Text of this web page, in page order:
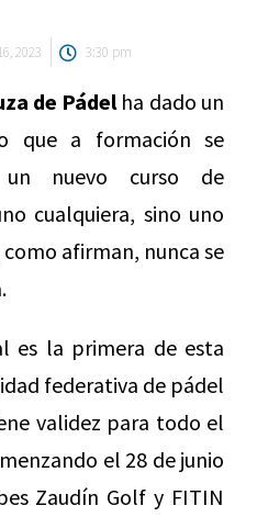
2023 3:30 pm
de Pádelha dado un
que a formación se
un nuevo curso de
cualquiera, sino uno
afirman, nunca se
es la primera de esta
federativa de pádel
validez para todo el
el 28 de junio
Zaudín Golf y FITIN